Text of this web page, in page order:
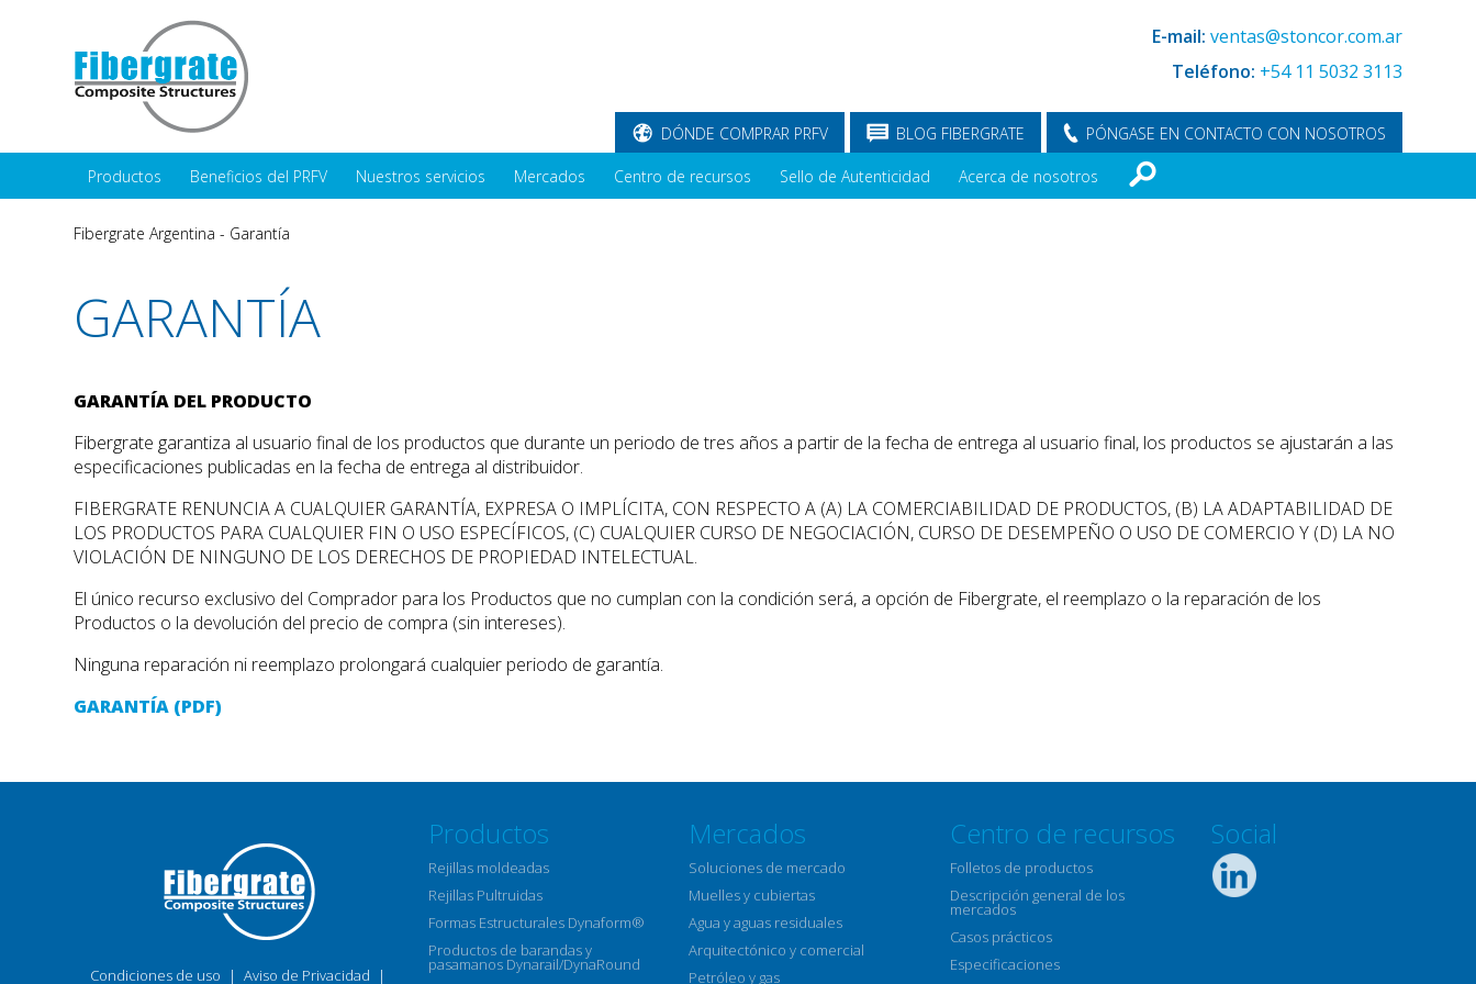
E-mail: ventas@stoncor.com.ar
Teléfono: +54 11 5032 3113
PÓNGASE EN CONTACTO CON NOSOTROS
BLOG FIBERGRATE
DÓNDE COMPRAR PRFV
Productos Beneficios del PRFV Nuestros servicios Mercados Centro de recursos Sello de Autenticidad Acerca de nosotros
Fibergrate Argentina - Garantía
GARANTÍA
GARANTÍA DEL PRODUCTO
Fibergrate garantiza al usuario final de los productos que durante un periodo de tres años a partir de la fecha de entrega al usuario final, los productos se ajustarán a las
especificaciones publicadas en la fecha de entrega al distribuidor.
FIBERGRATE RENUNCIA A CUALQUIER GARANTÍA, EXPRESA O IMPLÍCITA, CON RESPECTO A (A) LA COMERCIABILIDAD DE PRODUCTOS, (B) LA ADAPTABILIDAD DE
LOS PRODUCTOS PARA CUALQUIER FIN O USO ESPECÍFICOS, (C) CUALQUIER CURSO DE NEGOCIACIÓN, CURSO DE DESEMPEÑO O USO DE COMERCIO Y (D) LA NO
VIOLACIÓN DE NINGUNO DE LOS DERECHOS DE PROPIEDAD INTELECTUAL.
El único recurso exclusivo del Comprador para los Productos que no cumplan con la condición será, a opción de Fibergrate, el reemplazo o la reparación de los
Productos o la devolución del precio de compra (sin intereses).
Ninguna reparación ni reemplazo prolongará cualquier periodo de garantía.
GARANTÍA (PDF)
Condiciones de uso | Aviso de Privacidad |
Productos
Rejillas moldeadas
Rejillas Pultruidas
Formas Estructurales Dynaform®
Productos de barandas y
pasamanos Dynarail/DynaRound
Mercados
Soluciones de mercado
Muelles y cubiertas
Agua y aguas residuales
Arquitectónico y comercial
Petróleo y gas
Centro de recursos
Folletos de productos
Descripción general de los
mercados
Casos prácticos
Especificaciones
Social